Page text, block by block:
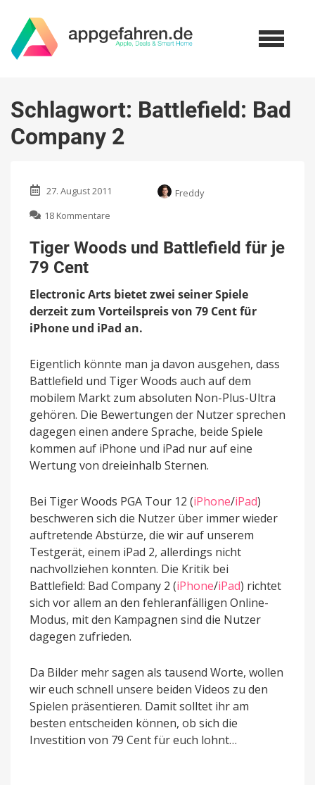
Schlagwort: Battlefield: Bad
Company 2
27. August 2011
Freddy
18 Kommentare
Woods
und
je
79
Cent
Tiger Woods und Battlefield für je
79 Cent
Electronic Arts bietet zwei seiner Spiele
derzeit zum Vorteilspreis von 79 Cent für
iPhone und iPad an.
Eigentlich könnte man ja davon ausgehen, dass
Battlefield und Tiger Woods auch auf dem
mobilem Markt zum absoluten Non-Plus-Ultra
gehören. Die Bewertungen der Nutzer sprechen
dagegen einen andere Sprache, beide Spiele
kommen auf iPhone und iPad nur auf eine
Wertung von dreieinhalb Sternen.
Bei Tiger Woods PGA Tour 12 (iPhone/iPad)
beschweren sich die Nutzer über immer wieder
auftretende Abstürze, die wir auf unserem
Testgerät, einem iPad 2, allerdings nicht
nachvollziehen konnten. Die Kritik bei
Battlefield: Bad Company 2 (iPhone/iPad) richtet
sich vor allem an den fehleranfälligen Online-
Modus, mit den Kampagnen sind die Nutzer
dagegen zufrieden.
Da Bilder mehr sagen als tausend Worte, wollen
wir euch schnell unsere beiden Videos zu den
Spielen präsentieren. Damit solltet ihr am
besten entscheiden können, ob sich die
Investition von 79 Cent für euch lohnt…